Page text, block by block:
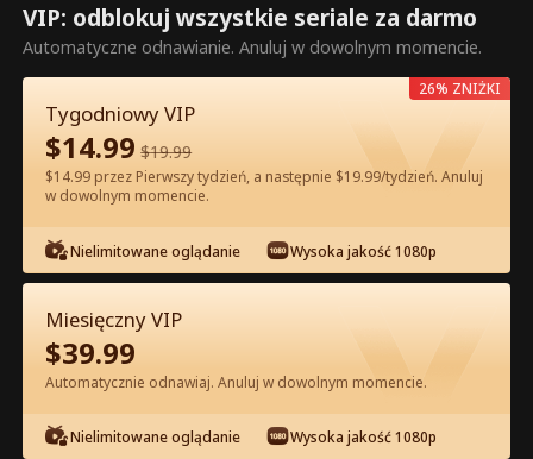
To są płatne odcinki. Odblokuj,
aby oglądać.
60Odblokuj teraz
Oglądaj za darmo w Apce
VIP: odblokuj wszystkie seriale za darmo
Automatyczne odnawianie. Anuluj w dowolnym momencie.
Tygodniowy VIP
$14.99 $19.99
$14.99 przez Pierwszy tydzień, a następnie $19.99/tydzień. Anuluj
w dowolnym momencie.
Nielimitowane oglądanie Wysoka jakość 1080p
26% ZNIŻKI
Miesięczny VIP
$39.99
Automatycznie odnawiaj. Anuluj w dowolnym momencie.
Nielimitowane oglądanie Wysoka jakość 1080p